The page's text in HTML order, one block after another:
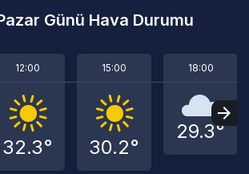
Günü Hava Durumu
12:00
32.3°
15:00
30.2°
18:00
29.3°